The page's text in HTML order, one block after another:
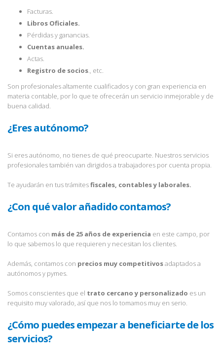
Facturas.
Libros Oficiales.
Pérdidas y ganancias.
Cuentas anuales.
Actas.
Registro de socios., etc.
Son profesionales altamente cualificados y con gran experiencia en
materia contable, por lo que te ofrecerán un servicio inmejorable y de
buena calidad.
¿Eres autónomo?
Si eres autónomo, no tienes de qué preocuparte. Nuestros servicios
profesionales también van dirigidos a trabajadores por cuenta propia.
Te ayudarán en tus trámitesfiscales, contables y laborales.
¿Con qué valor añadido contamos?
Contamos con más de 25 años de experiencia en este campo, por
lo que sabemos lo que requieren y necesitan los clientes.
Además, contamos con precios muy competitivosadaptados a
autónomos y pymes.
Somos conscientes que el trato cercano y personalizado es un
requisito muy valorado, así que nos lo tomamos muy en serio.
¿Cómo puedes empezar a beneficiarte de los
servicios?